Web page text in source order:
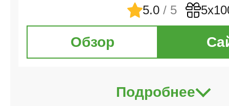
5.0 / 5
Обзор
Подробнее